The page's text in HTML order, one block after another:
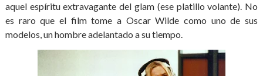
aquel espíritu extravagante del glam (ese platillo volante). No
es raro que el film tome a Oscar Wilde como uno de sus
modelos, un hombre adelantado a su tiempo.